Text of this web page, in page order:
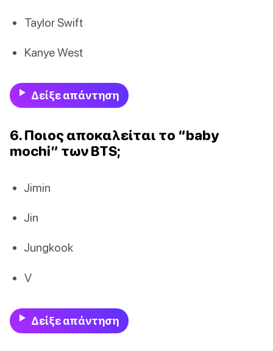
Taylor Swift
Kanye West
Δείξε απάντηση
6. Ποιος αποκαλείται το “baby
mochi” των BTS;
Jimin
Jin
Jungkook
V
Δείξε απάντηση